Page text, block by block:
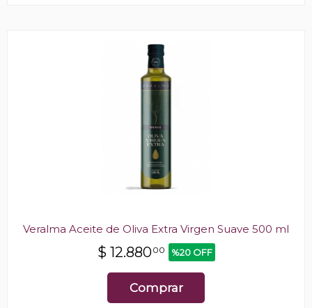
Veralma Aceite de Oliva Extra Virgen Suave 500 ml
$ 12.88000 %20 OFF
Comprar